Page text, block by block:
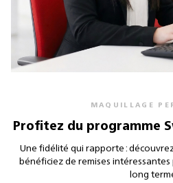
MAQUILLAGE
Profitez du programme
Une fidélité qui rapporte :
bénéficiez de remises
long